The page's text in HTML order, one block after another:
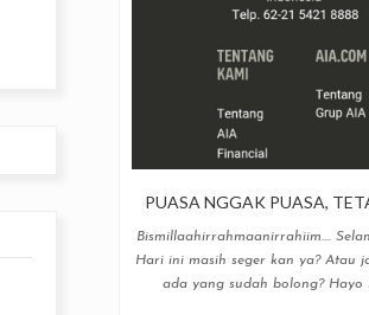
PUASA NGGAK PUASA,
Bismillaahirrahmaanirrahiim....
Hari ini masih seger kan ya? Atau
ada yang sudah bolong? Hayo